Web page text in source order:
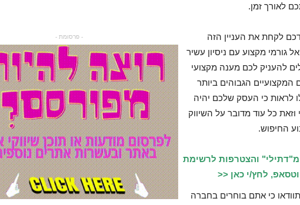
לאורך זמן.
- פרסומת -
לקחת את העניין הזה
גורמי מקצוע עם ניסיון עשיר
להעניק לכם מענה מקצועי
הגבוהים ביותר
לראות כי העסק שלכם יהיה
כל עוד מדובר על השיווק
החיפוש.
והצטרפות לרשימת
לחץ/י כאן <<
כי אתם בוחרים בחברה